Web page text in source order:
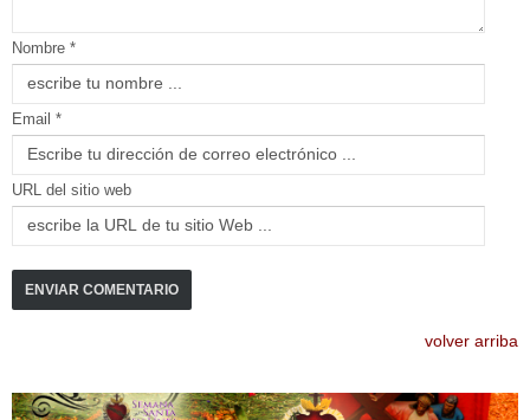
Nombre *
Email *
URL del sitio web
volver arriba